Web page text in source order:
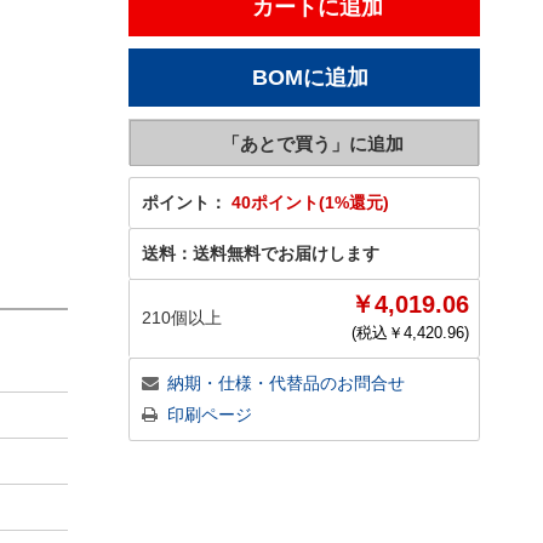
ポイント： 40ポイント(1%還元)
送料： 送料無料でお届けします
210個以上 ￥4,019.06
(税込￥ 4,420.96)
納期・仕様・代替品のお問合せ
印刷ページ